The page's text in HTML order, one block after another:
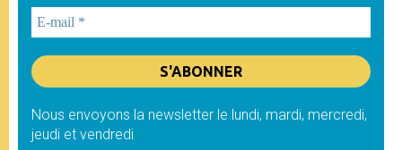
Nous envoyons la newsletter le lundi, mardi, mercredi,
jeudi et vendredi